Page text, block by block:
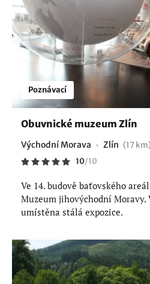
Poznávací
Obuvnické muzeum Zlín
Východní Morava Zlín (17
10/10
Ve 14. budově baťovského
Muzeum jihovýchodní
umístěna stálá expozice.